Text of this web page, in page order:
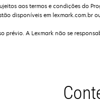
aos termos e condições do
disponíveis em lexmark.com.br
prévio. A Lexmark não se